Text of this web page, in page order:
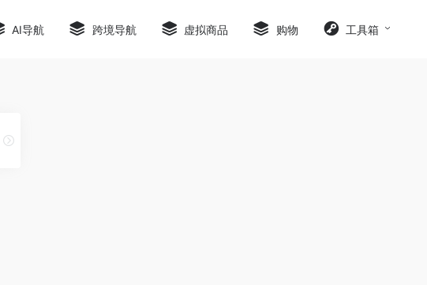
AI导航 跨境导航 虚拟商品 购物 工具箱